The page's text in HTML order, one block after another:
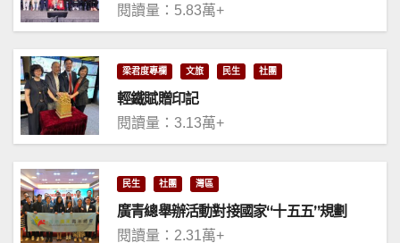
閱讀量：5.83萬+
梁君度專欄 文旅 民生 社團
輕鐵賦贈印記
閱讀量：3.13萬+
民生 社團 灣區
廣青總舉辦活動對接國家“十五五”規劃
閱讀量：2.31萬+